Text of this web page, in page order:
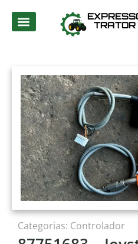
TRATOR
Categorias: Controlador